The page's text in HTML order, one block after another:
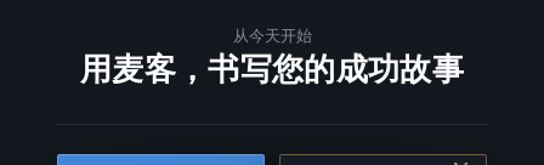
从今天开始
用麦客，书写您的成功故事